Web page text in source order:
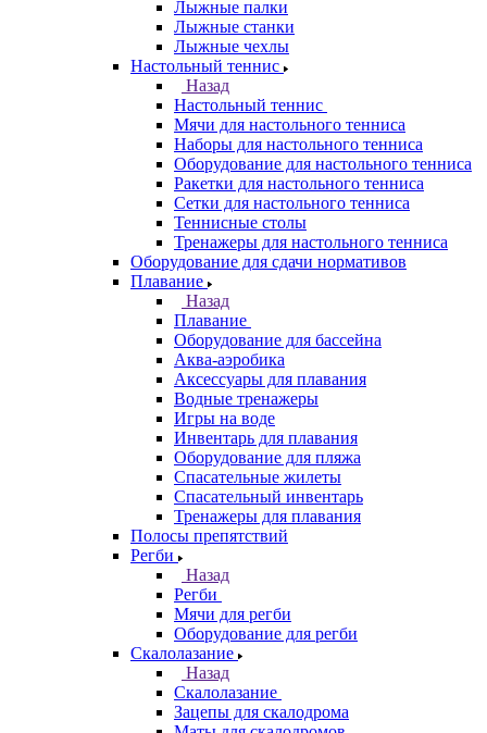
Лыжные палки
Лыжные станки
Лыжные чехлы
Настольный теннис
Назад
Настольный теннис
Мячи для настольного тенниса
Наборы для настольного тенниса
Оборудование для настольного тенниса
Ракетки для настольного тенниса
Сетки для настольного тенниса
Теннисные столы
Тренажеры для настольного тенниса
Оборудование для сдачи нормативов
Плавание
Назад
Плавание
Оборудование для бассейна
Аква-аэробика
Аксессуары для плавания
Водные тренажеры
Игры на воде
Инвентарь для плавания
Оборудование для пляжа
Спасательные жилеты
Спасательный инвентарь
Тренажеры для плавания
Полосы препятствий
Регби
Назад
Регби
Мячи для регби
Оборудование для регби
Скалолазание
Назад
Скалолазание
Зацепы для скалодрома